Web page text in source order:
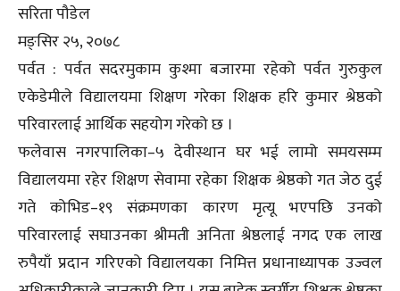
सरिता पौडेल
मङ्सिर २५, २०७८
पर्वत : पर्वत सदरमुकाम कुश्मा बजारमा रहेको पर्वत गुरुकुल
एकेडेमीले विद्यालयमा शिक्षण गरेका शिक्षक हरि कुमार श्रेष्ठको
परिवारलाई आर्थिक सहयोग गरेको छ ।
फलेवास नगरपालिका–५ देवीस्थान घर भई लामो समयसम्म
विद्यालयमा रहेर शिक्षण सेवामा रहेका शिक्षक श्रेष्ठको गत जेठ दुई
गते कोभिड–१९ संक्रमणका कारण मृत्यू भएपछि उनको
परिवारलाई सघाउनका श्रीमती अनिता श्रेष्ठलाई नगद एक लाख
रुपैयाँ प्रदान गरिएको विद्यालयका निमित्त प्रधानाध्यापक उज्वल